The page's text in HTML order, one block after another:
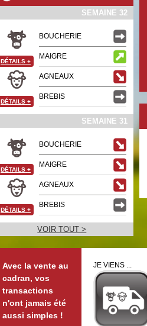
SEMAINE 32
BOUCHERIE
MAIGRE
DÉTAILS +
AGNEAUX
BREBIS
DÉTAILS +
SEMAINE 31
BOUCHERIE
MAIGRE
DÉTAILS +
AGNEAUX
BREBIS
DÉTAILS +
VOIR TOUT >
Avec la vente au
cadran, vos
transactions
n'ont jamais été
aussi simples !
JE VIENS ...